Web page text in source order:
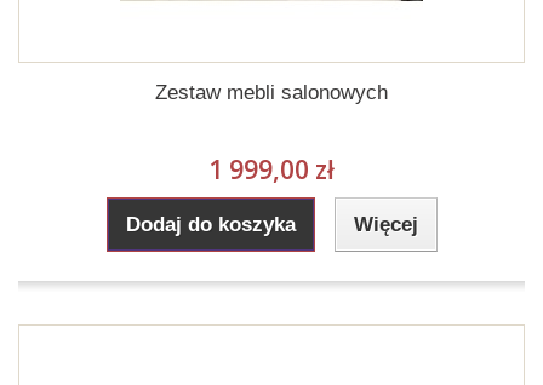
Zestaw mebli salonowych
1 999,00 zł
Dodaj do koszyka Więcej